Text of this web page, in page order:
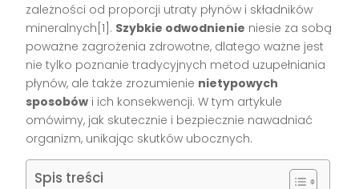
zależności od proporcji utraty płynów i składników
mineralnych[1]. Szybkie odwodnienie niesie za sobą
poważne zagrożenia zdrowotne, dlatego ważne jest
nie tylko poznanie tradycyjnych metod uzupełniania
płynów, ale także zrozumienie nietypowych
sposobów i ich konsekwencji. W tym artykule
omówimy, jak skutecznie i bezpiecznie nawadniać
organizm, unikając skutków ubocznych.
Spis treści